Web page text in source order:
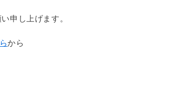
申し上げます。
から